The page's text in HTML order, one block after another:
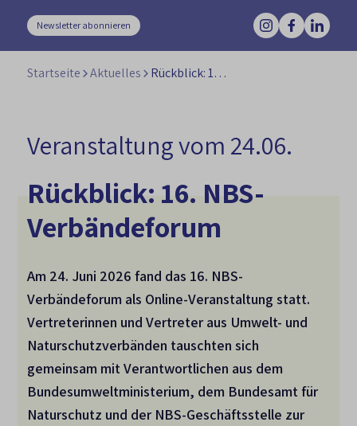
Newsletter abonnieren
Startseite Aktuelles Rückblick: 16. NBS-Verbändeforum
Veranstaltung vom 24.06.
Rückblick: 16. NBS-
Verbändeforum
Am 24. Juni 2026 fand das 16. NBS-
Verbändeforum als Online-Veranstaltung statt.
Vertreterinnen und Vertreter aus Umwelt- und
Naturschutzverbänden tauschten sich
gemeinsam mit Verantwortlichen aus dem
Bundesumweltministerium, dem Bundesamt für
Naturschutz und der NBS-Geschäftsstelle zur